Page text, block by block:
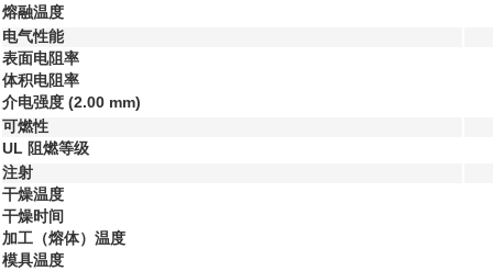
熔融温度
电气性能
表面电阻率
体积电阻率
介电强度 (2.00 mm)
可燃性
UL 阻燃等级
注射
干燥温度
干燥时间
加工（熔体）温度
模具温度